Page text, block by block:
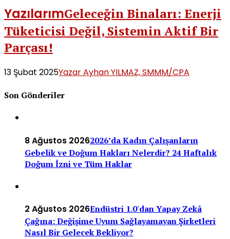
YazılarımGeleceğin Binaları: Enerji
Tüketicisi Değil, Sistemin Aktif Bir
Parçası!
13 Şubat 2025Yazar Ayhan YILMAZ, SMMM/CPA
Son Gönderiler
8 Ağustos 20262026’da Kadın Çalışanların
Gebelik ve Doğum Hakları Nelerdir? 24 Haftalık
Doğum İzni ve Tüm Haklar
2 Ağustos 2026Endüstri 1.0'dan Yapay Zekâ
Çağına: Değişime Uyum Sağlayamayan Şirketleri
Nasıl Bir Gelecek Bekliyor?